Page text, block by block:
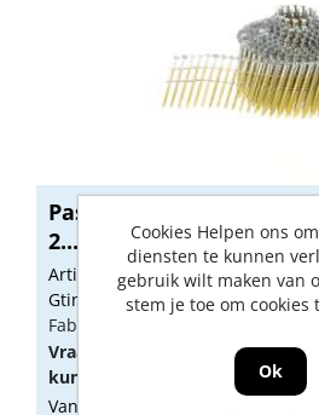
Paslode Spoelnagel
2...
Artikelnummer: s935623
Gtin: 4000000183549
Fabrikant artikel nummer:
Vraag een
aan oflog in
kunnen zien.
Vandaag besteld, morgen geleverd
Cookies Helpen ons
diensten te kunnen
gebruik wilt maken van
stem je toe om cookies
Ok